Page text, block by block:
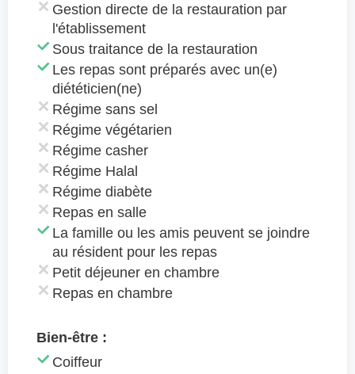
Gestion directe de la restauration par
l'établissement
Sous traitance de la restauration
Les repas sont préparés avec un(e)
diététicien(ne)
Régime sans sel
Régime végétarien
Régime casher
Régime Halal
Régime diabète
Repas en salle
La famille ou les amis peuvent se joindre
au résident pour les repas
Petit déjeuner en chambre
Repas en chambre
Bien-être :
Coiffeur